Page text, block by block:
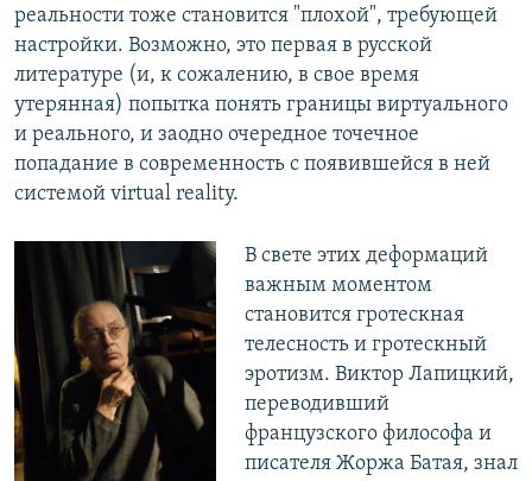
реальности тоже становится "плохой", требующей
настройки. Возможно, это первая в русской
литературе (и, к сожалению, в свое время
утерянная) попытка понять границы виртуального
и реального, и заодно очередное точечное
попадание в современность с появившейся в ней
системой virtual reality.
В свете этих деформаций
важным моментом
становится гротескная
телесность и гротескный
эротизм. Виктор Лапицкий,
переводивший
французского философа и
писателя Жоржа Батая, знал